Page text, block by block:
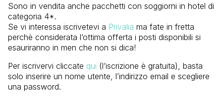
Sono in vendita anche pacchetti con soggiorni in hotel di
categoria 4*.
Se vi interessa iscrivetevi a Privalia ma fate in fretta
perchè considerata l’ottima offerta i posti disponibili si
esauriranno in men che non si dica!
Per iscrivervi cliccate qui (l’iscrizione è gratuita), basta
solo inserire un nome utente, l’indirizzo email e scegliere
una password.